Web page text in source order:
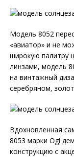
Модель 8052
«авиатор» и не
широкую палитру
линзами, модель
на винтажный
серебряном,
Вдохновленная
8053 марки Ogi
конструкцию с